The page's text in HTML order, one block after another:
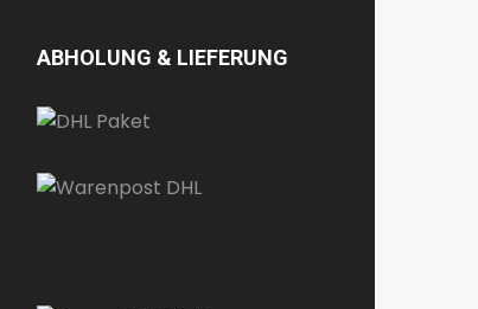
ABHOLUNG & LIEFERUNG